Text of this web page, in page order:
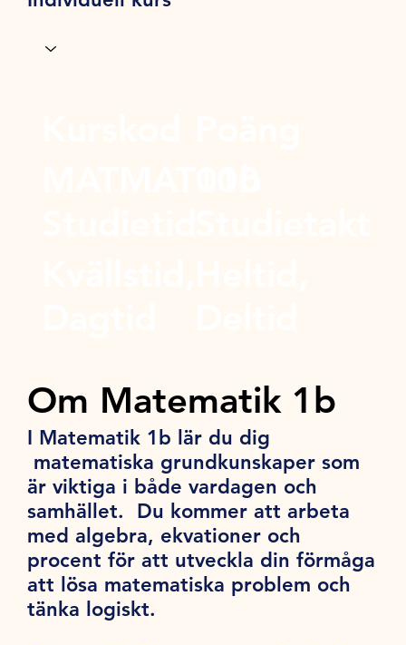
Om Matematik 1b
I Matematik 1b lär du dig
matematiska grundkunskaper som
är viktiga i både vardagen och
samhället. Du kommer att arbeta
med algebra, ekvationer och
procent för att utveckla din förmåga
att lösa matematiska problem och
tänka logiskt.